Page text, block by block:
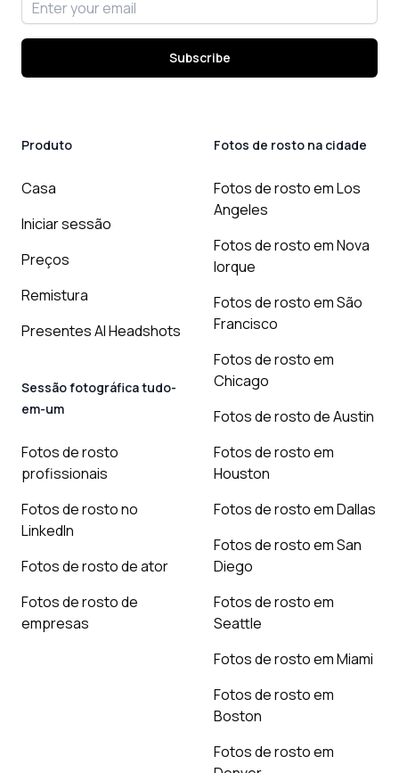
Subscribe
Produto
Casa
Iniciar sessão
Preços
Remistura
Presentes AI Headshots
Sessão fotográfica tudo-
em-um
Fotos de rosto
profissionais
Fotos de rosto no
LinkedIn
Fotos de rosto de ator
Fotos de rosto de
empresas
Fotos de rosto na cidade
Fotos de rosto em Los
Angeles
Fotos de rosto em Nova
Iorque
Fotos de rosto em São
Francisco
Fotos de rosto em
Chicago
Fotos de rosto de Austin
Fotos de rosto em
Houston
Fotos de rosto em Dallas
Fotos de rosto em San
Diego
Fotos de rosto em
Seattle
Fotos de rosto em Miami
Fotos de rosto em
Boston
Fotos de rosto em